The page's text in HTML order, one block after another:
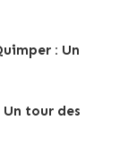
: Un
tour des